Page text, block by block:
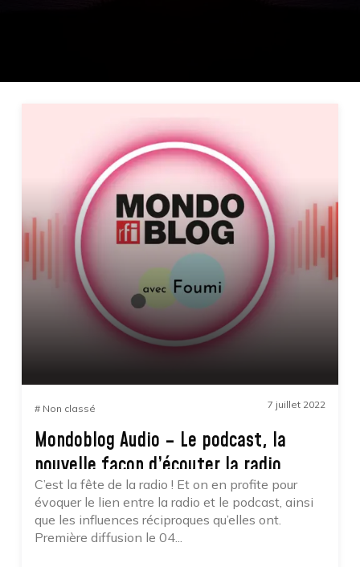
# Non classé 7 juillet 2022
Mondoblog Audio – Le podcast, la
nouvelle façon d’écouter la radio
C’est la fête de la radio ! Et on en profite pour
évoquer le lien entre la radio et le podcast, ainsi
que les influences réciproques qu’elles ont.
Première diffusion le 04...